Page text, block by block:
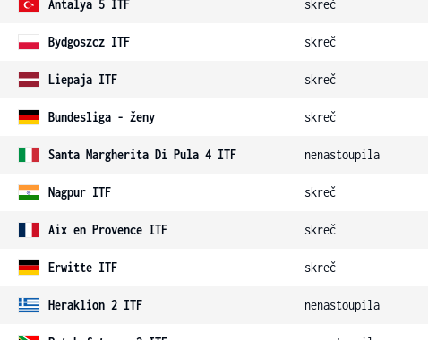
Antalya 5 ITF skreč
Bydgoszcz ITF skreč
Liepaja ITF skreč
Bundesliga - ženy skreč
Santa Margherita Di Pula 4 ITF nenastoupila
Nagpur ITF skreč
Aix en Provence ITF skreč
Erwitte ITF skreč
Heraklion 2 ITF nenastoupila